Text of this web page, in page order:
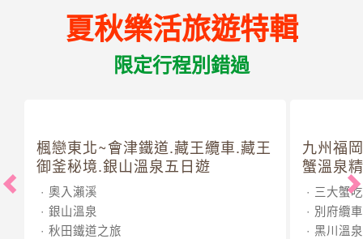
夏秋樂活旅遊特輯
限定行程別錯過
楓戀東北~會津鐵道.藏王纜車.藏王
御釜秘境.銀山溫泉五日遊
奧入瀨溪
銀山溫泉
秋田鐵道之旅
九州福
蟹溫泉
三大蟹
別府纜車
黑川溫泉